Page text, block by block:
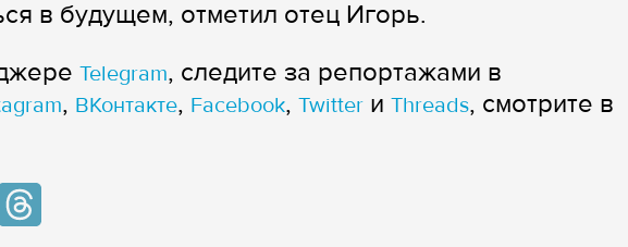
в будущем, отметил отец Игорь.
Telegram, следите за репортажами в
, ВКонтакте, Facebook, Twitter и Threads, смотрите в